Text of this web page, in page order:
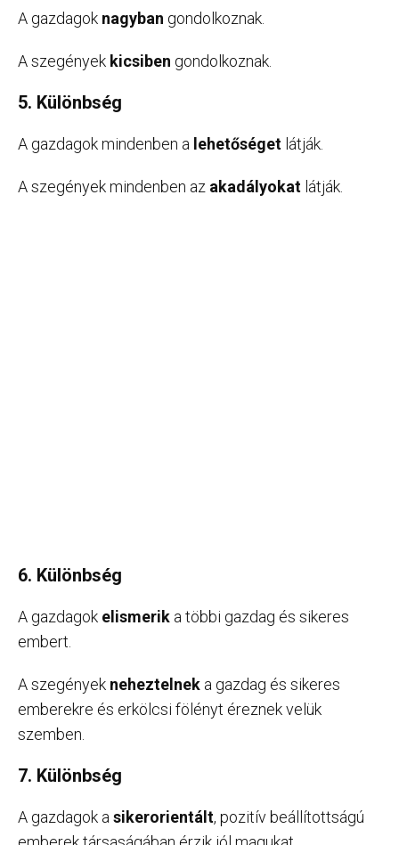
A gazdagok nagyban gondolkoznak.
A szegények kicsiben gondolkoznak.
5. Különbség
A gazdagok mindenben a lehetőséget látják.
A szegények mindenben az akadályokat látják.
6. Különbség
A gazdagok elismerik a többi gazdag és sikeres
embert.
A szegények neheztelnek a gazdag és sikeres
emberekre és erkölcsi fölényt éreznek velük
szemben.
7. Különbség
A gazdagok a sikerorientált, pozitív beállítottságú